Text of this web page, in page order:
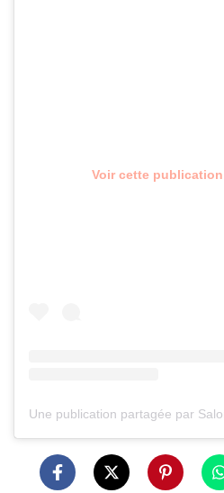
Voir cette
Une publication partagée par